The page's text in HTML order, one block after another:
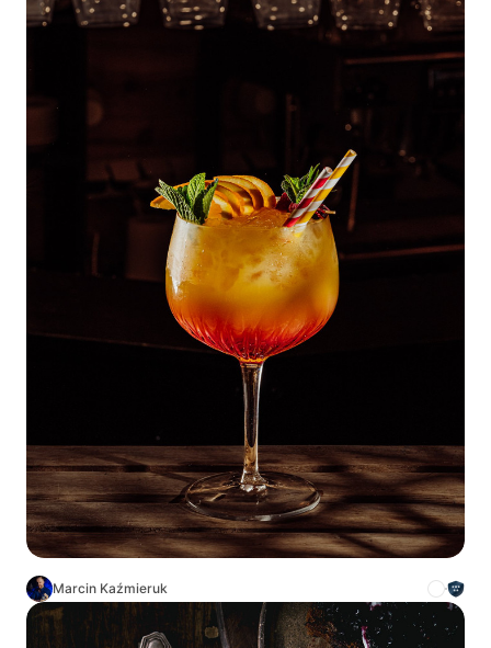
Marcin Kaźmieruk